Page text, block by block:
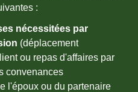
:
nécessitées par
(déplacement
ou repas d'affaires par
convenances
l'époux ou du partenaire